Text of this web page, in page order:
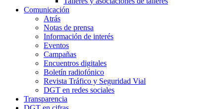
Comunicación
Atrás
Notas de prensa
Información de interés
Eventos
Campañas
Encuentros digitales
Boletín radiofónico
Revista Tráfico y Seguridad Vial
DGT en redes sociales
Transparencia